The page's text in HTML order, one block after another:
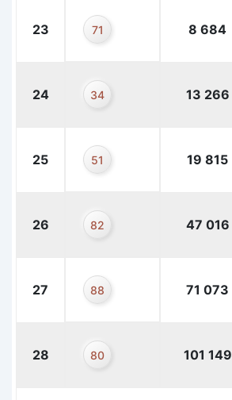
23 71 8 684
24 34 13 266
25 51 19 815
26 82 47 016
27 88 71 073
28 80 101 149